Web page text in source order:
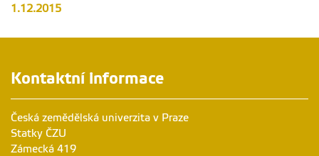
1.12.2015
Kontaktní informace
Česká zemědělská univerzita v Praze
Statky ČZU
Zámecká 419